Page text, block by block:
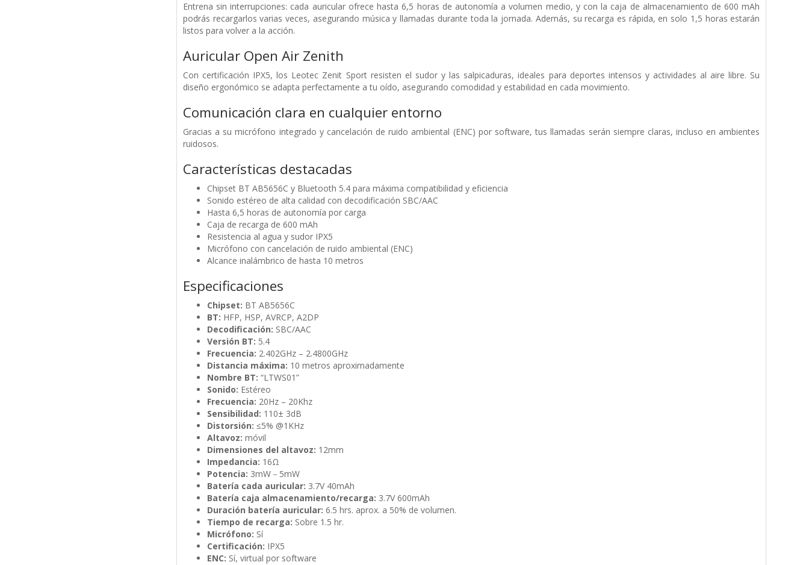
Entrena sin interrupciones: cada auricular ofrece hasta 6,5 horas de autonomía a volumen medio, y con la caja de almacenamiento de 600 mAh
podrás recargarlos varias veces, asegurando música y llamadas durante toda la jornada. Además, su recarga es rápida, en solo 1,5 horas estarán
listos para volver a la acción.
Auricular Open Air Zenith
Con certificación IPX5, los Leotec Zenit Sport resisten el sudor y las salpicaduras, ideales para deportes intensos y actividades al aire libre. Su
diseño ergonómico se adapta perfectamente a tu oído, asegurando comodidad y estabilidad en cada movimiento.
Comunicación clara en cualquier entorno
Gracias a su micrófono integrado y cancelación de ruido ambiental (ENC) por software, tus llamadas serán siempre claras, incluso en ambientes
ruidosos.
Características destacadas
Chipset BT AB5656C y Bluetooth 5.4 para máxima compatibilidad y eficiencia
Sonido estéreo de alta calidad con decodificación SBC/AAC
Hasta 6,5 horas de autonomía por carga
Caja de recarga de 600 mAh
Resistencia al agua y sudor IPX5
Micrófono con cancelación de ruido ambiental (ENC)
Alcance inalámbrico de hasta 10 metros
Especificaciones
Chipset: BT AB5656C
BT: HFP, HSP, AVRCP, A2DP
Decodificación: SBC/AAC
Versión BT: 5.4
Frecuencia: 2.402GHz – 2.4800GHz
Distancia máxima: 10 metros aproximadamente
Nombre BT: “LTWS01”
Sonido: Estéreo
Frecuencia: 20Hz – 20Khz
Sensibilidad: 110± 3dB
Distorsión: ≤5% @1KHz
Altavoz: móvil
Dimensiones del altavoz: 12mm
Impedancia: 16Ω
Potencia: 3mW－5mW
Batería cada auricular: 3.7V 40mAh
Batería caja almacenamiento/recarga: 3.7V 600mAh
Duración batería auricular: 6.5 hrs. aprox. a 50% de volumen.
Tiempo de recarga: Sobre 1.5 hr.
Micrófono: Sí
Certificación: IPX5
ENC: Sí, virtual por software